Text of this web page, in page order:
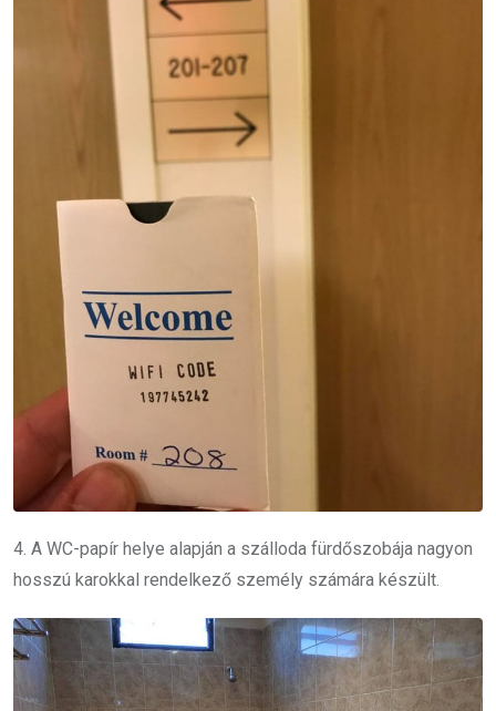
4. A WC-papír helye alapján a szálloda fürdőszobája nagyon
hosszú karokkal rendelkező személy számára készült.